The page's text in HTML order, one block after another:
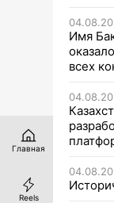
Имя
всех
Главная
Reels